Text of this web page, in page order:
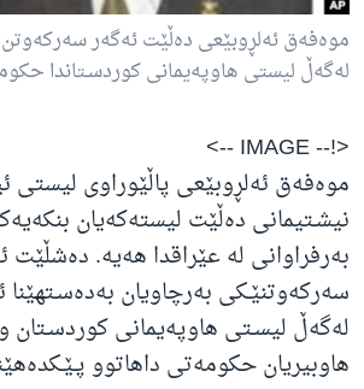
زمانه‌کان
موه‌فه‌ق ئه‌لڕوبێعی ده‌ڵێت ئه‌گه‌ر
له‌گه‌ڵ لیستی هاوپه‌یمانی کوردسـتاندا
<!-- IMAGE -->
موه‌فه‌ق ئه‌لڕوبێعی پاڵێوراوی لیستی
نیشـتیمانی ده‌ڵێت لیسته‌که‌یان
به‌رفراوانی له‌ عێراقدا هه‌یه‌. ده‌شڵێت
سه‌رکه‌وتنێـکی به‌رچاویان
له‌گه‌ڵ لیسـتی هاوپه‌یمانی کوردسـتان
هاوبیریان حکومه‌تی داهاتوو